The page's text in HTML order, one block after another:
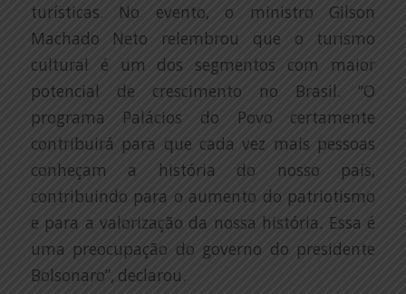
turísticas. No evento, o ministro Gilson
Machado Neto relembrou que o turismo
cultural é um dos segmentos com maior
potencial de crescimento no Brasil. “O
programa Palácios do Povo certamente
contribuirá para que cada vez mais pessoas
conheçam a história do nosso país,
contribuindo para o aumento do patriotismo
e para a valorização da nossa história. Essa é
uma preocupação do governo do presidente
Bolsonaro”, declarou.